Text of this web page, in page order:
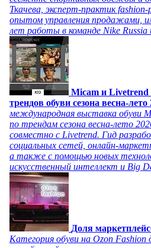
Ткачева, эксперт-практик
опытом управления продажами,
лет работы в команде Nike Russia
Micam и Livetrend
трендов обуви сезона весна-лето
международная выставка обуви
по трендам сезона весна-лето
совместно с Livetrend. Гид
социальных сетей, онлайн-
а также с помощью новых
искусственный интеллект и Big
Доля
Категория обуви на Ozon